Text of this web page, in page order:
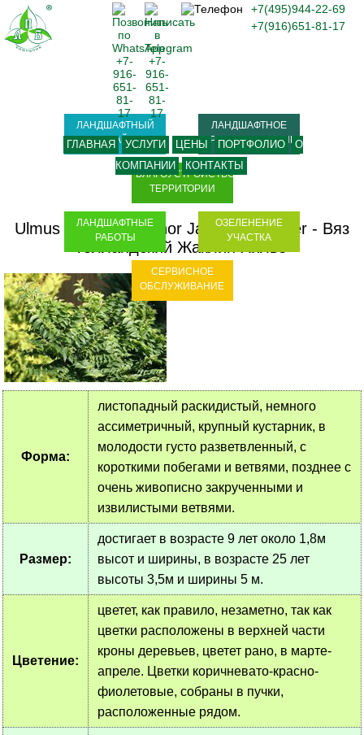
Ulmus gollandica minor Jacqueline Hillier - Вяз
голландский Жаклин Хилье
Форма:
листопадный раскидистый, немного
ассиметричный, крупный кустарник, в
молодости густо разветвленный, с
короткими побегами и ветвями, позднее с
очень живописно закрученными и
извилистыми ветвями.
Размер:
достигает в возрасте 9 лет около 1,8м
высот и ширины, в возрасте 25 лет
высоты 3,5м и ширины 5 м.
Цветение:
цветет, как правило, незаметно, так как
цветки расположены в верхней части
кроны деревьев, цветет рано, в марте-
апреле. Цветки коричневато-красно-
фиолетовые, собраны в пучки,
расположенные рядом.
+7(495)944-22-69
+7(916)651-81-17
ГЛАВНАЯ УСЛУГИ ЦЕНЫ ПОРТФОЛИО
О
КОМПАНИИ
КОНТАКТЫ
ЛАНДШАФТНЫЙ
ДИЗАЙН
ЛАНДШАФТНОЕ
ПРОЕКТИРОВАНИЕ
БЛАГОУСТРОЙСТВО
ТЕРРИТОРИИ
ЛАНДШАФТНЫЕ
РАБОТЫ
ОЗЕЛЕНЕНИЕ
УЧАСТКА
СЕРВИСНОЕ
ОБСЛУЖИВАНИЕ